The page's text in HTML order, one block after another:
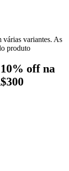
várias variantes. As
produto
off na